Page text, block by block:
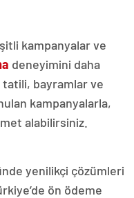
kampanyalar ve
deneyimini daha
bayramlar ve
kampanyalarla,
alabilirsiniz.
yenilikçi çözümleri
ön ödeme